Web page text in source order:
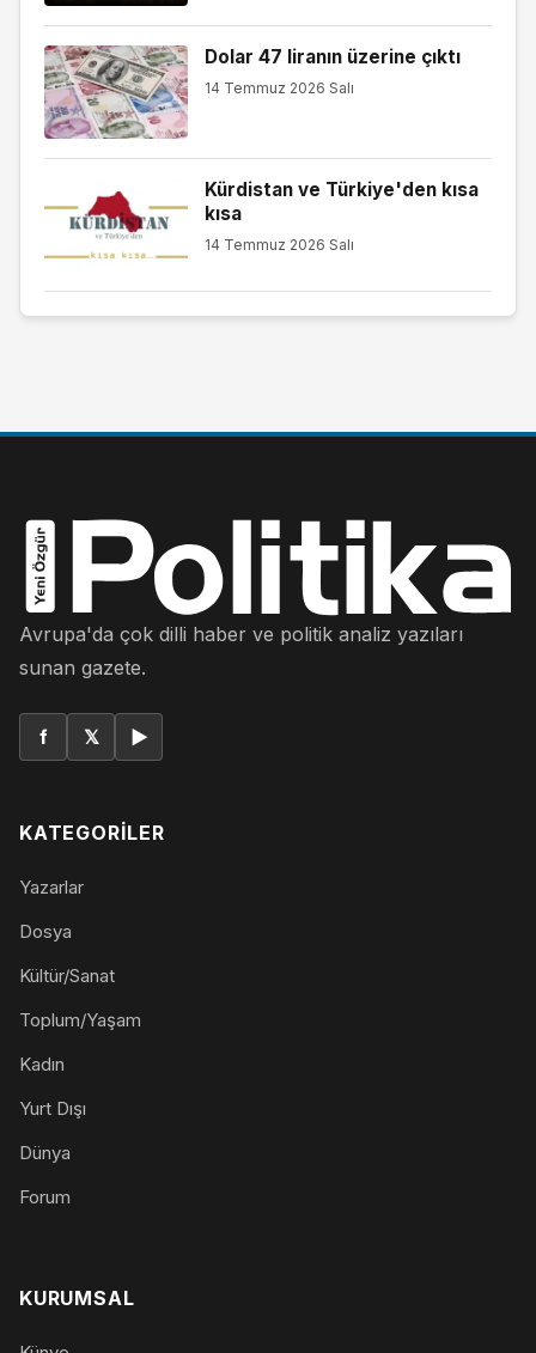
Dolar 47 liranın üzerine çıktı
14 Temmuz 2026 Salı
Kürdistan ve Türkiye'den kısa
kısa
14 Temmuz 2026 Salı
Avrupa'da çok dilli haber ve politik analiz yazıları
sunan gazete.
f 𝕏 ▶
KATEGORILER
Yazarlar
Dosya
Kültür/Sanat
Toplum/Yaşam
Kadın
Yurt Dışı
Dünya
Forum
KURUMSAL